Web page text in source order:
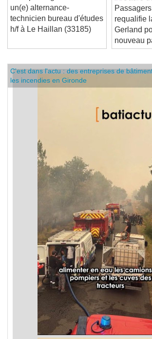
Dispanosgdbf recrute
un(e) alternance-
technicien bureau d'études
requalifie
Gerland
nouveau
C'est dans l'actu : des entreprises de
les incendies en Gironde